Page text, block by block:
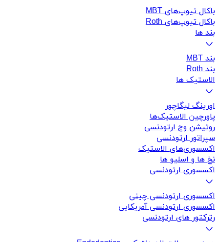
باکال تیوپ‌های MBT
باکال تیوپ‌های Roth
بند ها
بند MBT
بند Roth
الاستیک ها
اورینگ لیگاچور
پاورچین الاستیک‌ها
روتیشن وج ارتودنسی
سپراتور ارتودنسی
اکسسوری‌های الاستیک
نخ ها و اسلیو ها
اکسسوری ارتودنسی
اکسسوری ارتودنسی چینی
اکسسوری ارتودنسی آمریکایی
رترکتور های ارتودنسی